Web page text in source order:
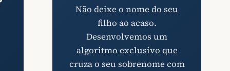
Não deixe o nome do seu
filho ao acaso.
Desenvolvemos um
algoritmo exclusivo que
cruza o seu sobrenome com